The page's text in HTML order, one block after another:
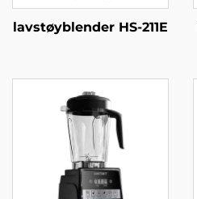
lavstøyblender HS-211E